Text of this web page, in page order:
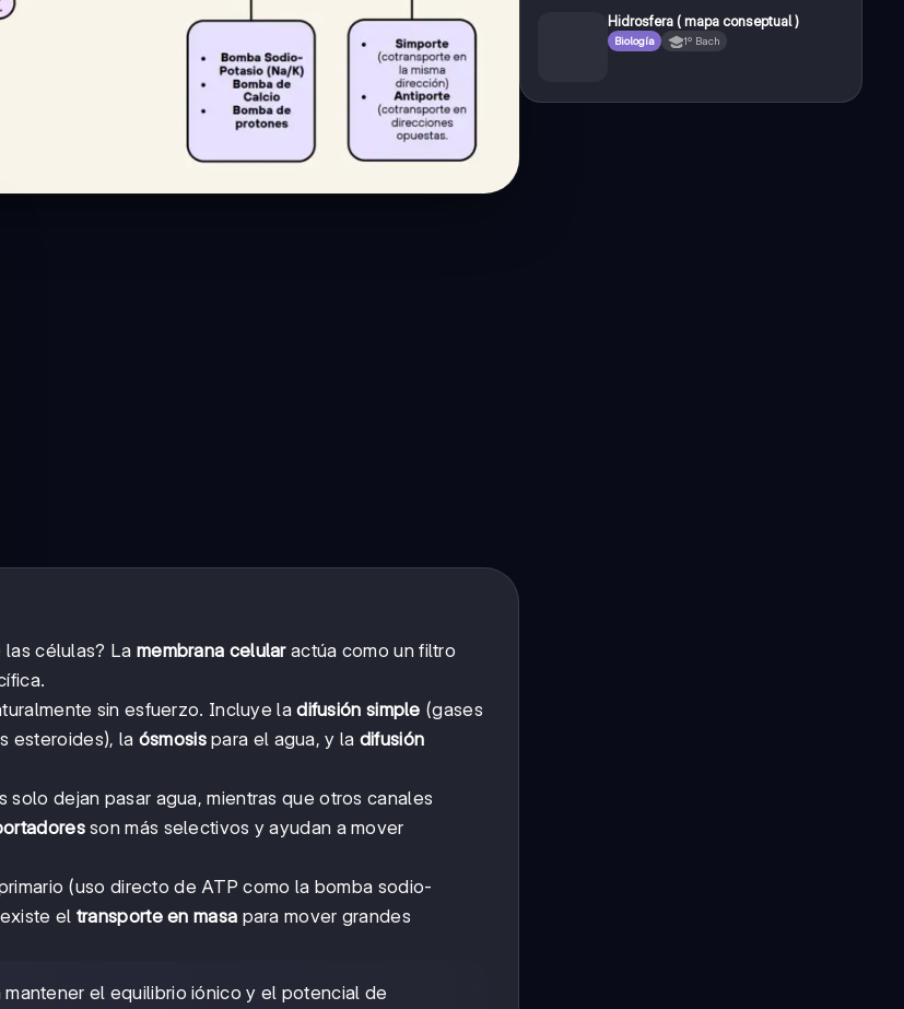
las células? La membrana celularactúa como un filtro
sin esfuerzo. Incluye ladifusión simple (gases
esteroides), la ósmosispara el agua, y la difusión
dejan pasar agua, mientras que otros canales
son más selectivos y ayudan a mover
(uso directo de ATP como la bomba sodio-
el transporte en masa para mover grandes
el equilibrio iónico y el potencial de
Hidrosfera ( mapa conseptual )
Biología 1º Bach